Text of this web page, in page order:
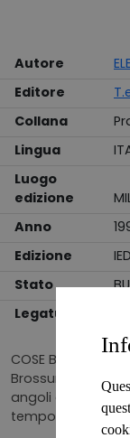
Autore
Editore
Collana
Lingua
Luogo
edizione
Anno
Edizione
IED
Stato
Legatura
COSE BUONE
Brossura
angoli ed ai
tempo Numero